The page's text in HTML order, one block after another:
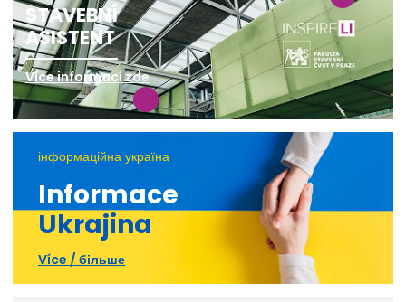
STAVEBNÍ
ASISTENT
Více informací zde
інформаційна україна
Informace
Ukrajina
Více / більше